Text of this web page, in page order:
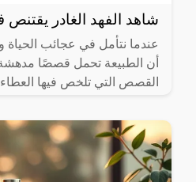
شاهد الفهد الغادر
عندما نتأمل في عجائب الحياة
أن الطبيعة تحمل قصصًا
القصص التي تلخص فيها العطاء